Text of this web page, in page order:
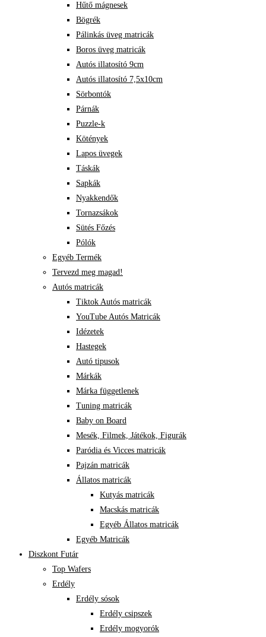
Hűtő mágnesek
Bögrék
Pálinkás üveg matricák
Boros üveg matricák
Autós illatosító 9cm
Autós illatosító 7,5x10cm
Sörbontók
Párnák
Puzzle-k
Kötények
Lapos üvegek
Táskák
Sapkák
Nyakkendők
Tornazsákok
Sütés Főzés
Pólók
Egyéb Termék
Tervezd meg magad!
Autós matricák
Tiktok Autós matricák
YouTube Autós Matricák
Idézetek
Hastegek
Autó tipusok
Márkák
Márka függetlenek
Tuning matricák
Baby on Board
Mesék, Filmek, Játékok, Figurák
Paródia és Vicces matricák
Pajzán matricák
Állatos matricák
Kutyás matricák
Macskás matricák
Egyéb Állatos matricák
Egyéb Matricák
Diszkont Futár
Top Wafers
Erdély
Erdély sósok
Erdély csipszek
Erdély mogyorók